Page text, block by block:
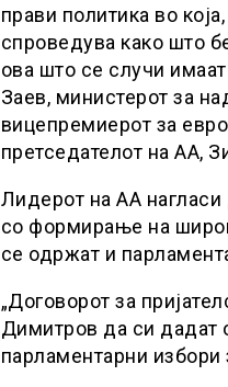
прави политика во
спроведува како што
ова што се случи
Заев, министерот за
вицепремиерот за
претседателот на АА,
Лидерот на АА нагласи
со формирање на
се одржат и
„Договорот за
Димитров да си дадат
парламентарни